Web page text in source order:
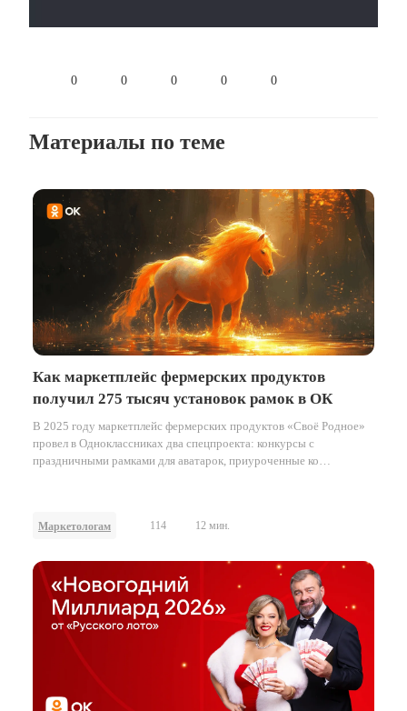
0 0 0 0 0
Материалы по теме
Как маркетплейс фермерских продуктов
получил 275 тысяч установок рамок в ОК
В 2025 году маркетплейс фермерских продуктов «Своё Родное»
провел в Одноклассниках два спецпроекта: конкурсы с
праздничными рамками для аватарок, приуроченные ко
Маркетологам 114 12 мин.